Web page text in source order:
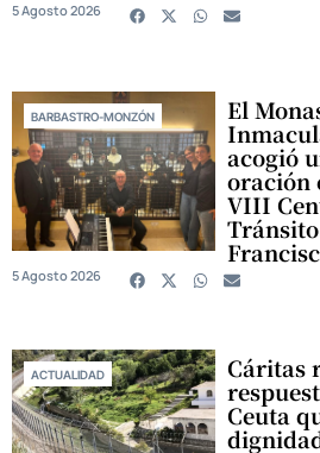
5 Agosto 2026
BARBASTRO-MONZÓN El
acogió
oración
VIII
5 Agosto 2026
ACTUALIDAD Cáritas
Ceuta